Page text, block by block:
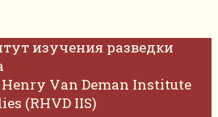
изучения разведки
Henry Van Deman Institute
(RHVD IIS)